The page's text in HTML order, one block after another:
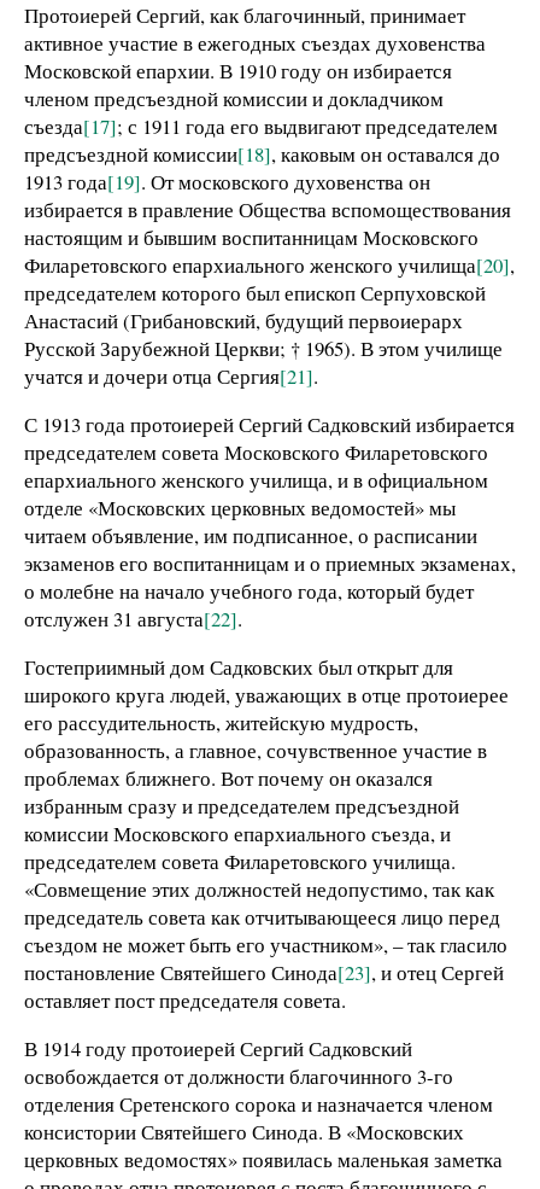
Протоиерей Сергий, как благочинный, принимает
активное участие в ежегодных съездах духовенства
Московской епархии. В 1910 году он избирается
членом предсъездной комиссии и докладчиком
съезда[17]; с 1911 года его выдвигают председателем
предсъездной комиссии[18], каковым он оставался до
1913 года[19]. От московского духовенства он
избирается в правление Общества вспомоществования
настоящим и бывшим воспитанницам Московского
Филаретовского епархиального женского училища[20],
председателем которого был епископ Серпуховской
Анастасий (Грибановский, будущий первоиерарх
Русской Зарубежной Церкви; † 1965). В этом училище
учатся и дочери отца Сергия[21].
С 1913 года протоиерей Сергий Садковский избирается
председателем совета Московского Филаретовского
епархиального женского училища, и в официальном
отделе «Московских церковных ведомостей» мы
читаем объявление, им подписанное, о расписании
экзаменов его воспитанницам и о приемных экзаменах,
о молебне на начало учебного года, который будет
отслужен 31 августа[22].
Гостеприимный дом Садковских был открыт для
широкого круга людей, уважающих в отце протоиерее
его рассудительность, житейскую мудрость,
образованность, а главное, сочувственное участие в
проблемах ближнего. Вот почему он оказался
избранным сразу и председателем предсъездной
комиссии Московского епархиального съезда, и
председателем совета Филаретовского училища.
«Совмещение этих должностей недопустимо, так как
председатель совета как отчитывающееся лицо перед
съездом не может быть его участником», – так гласило
постановление Святейшего Синода[23], и отец Сергей
оставляет пост председателя совета.
В 1914 году протоиерей Сергий Садковский
освобождается от должности благочинного 3-го
отделения Сретенского сорока и назначается членом
консистории Святейшего Синода. В «Московских
церковных ведомостях» появилась маленькая заметка